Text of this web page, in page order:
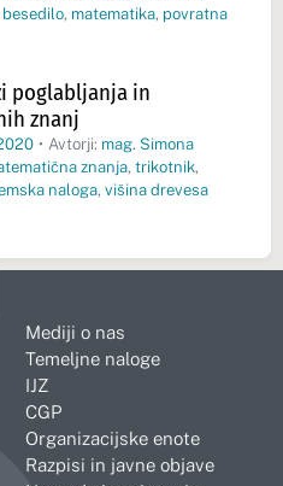
, matematika, povratna
poglabljanja in
znanj
• Avtorji: mag. Simona
znanja, trikotnik,
naloga, višina drevesa
Mediji o nas
Temeljne naloge
IJZ
CGP
Organizacijske enote
Razpisi in javne objave